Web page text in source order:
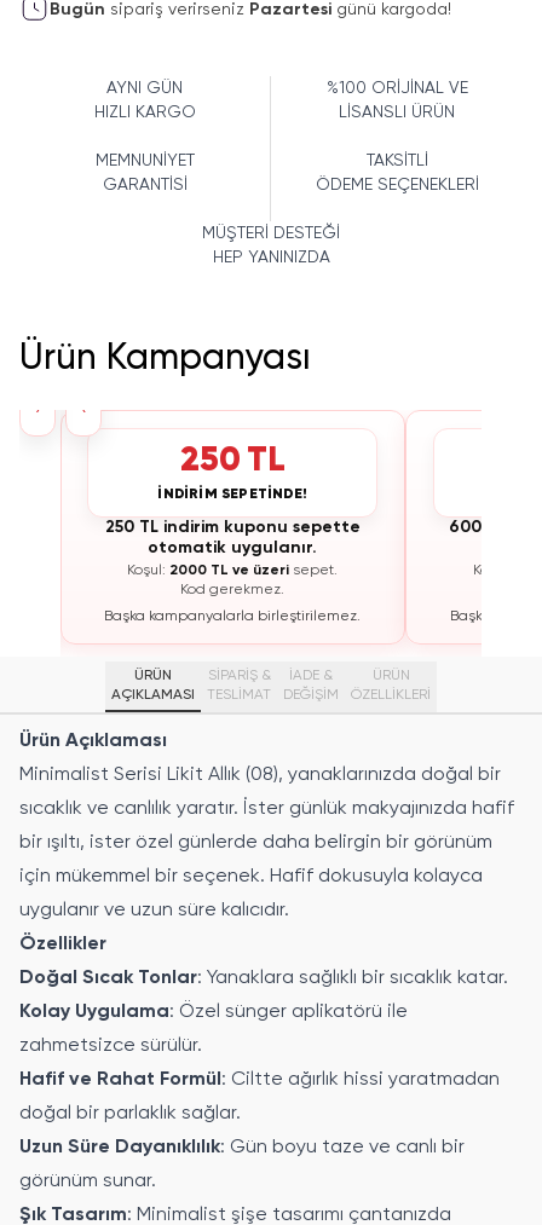
Bugün sipariş verirseniz Pazartesi günü kargoda!
AYNI GÜN
HIZLI KARGO
%100 ORİJİNAL VE
LİSANSLI ÜRÜN
MEMNUNİYET
GARANTİSİ
TAKSİTLİ
ÖDEME SEÇENEKLERİ
MÜŞTERİ DESTEĞİ
HEP YANINIZDA
Ürün Kampanyası
‹
›
250 TL
İNDİRİM SEPETİNDE!
250 TL indirim kuponu sepette
otomatik uygulanır.
Koşul: 2000 TL ve üzeri sepet.
Kod gerekmez.
Başka kampanyalarla birleştirilemez.
600 TL
Koşul:
Başka
ÜRÜN
AÇIKLAMASI
SİPARİŞ &
TESLİMAT
İADE &
DEĞİŞİM
ÜRÜN
ÖZELLIKLERI
Ürün Açıklaması
Minimalist Serisi Likit Allık (08), yanaklarınızda doğal bir
sıcaklık ve canlılık yaratır. İster günlük makyajınızda hafif
bir ışıltı, ister özel günlerde daha belirgin bir görünüm
için mükemmel bir seçenek. Hafif dokusuyla kolayca
uygulanır ve uzun süre kalıcıdır.
Özellikler
Doğal Sıcak Tonlar: Yanaklara sağlıklı bir sıcaklık katar.
Kolay Uygulama: Özel sünger aplikatörü ile
zahmetsizce sürülür.
Hafif ve Rahat Formül : Ciltte ağırlık hissi yaratmadan
doğal bir parlaklık sağlar.
Uzun Süre Dayanıklılık: Gün boyu taze ve canlı bir
görünüm sunar.
Şık Tasarım: Minimalist şişe tasarımı çantanızda